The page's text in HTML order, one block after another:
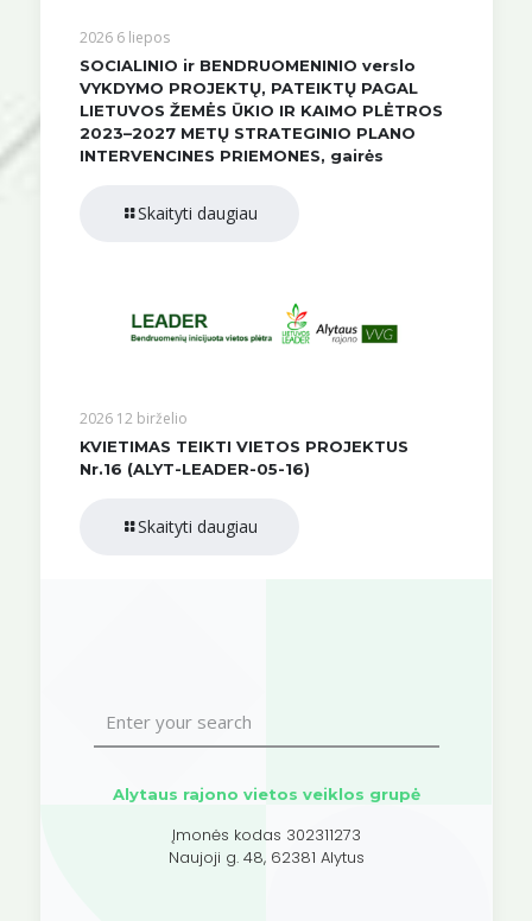
2026 6 liepos
SOCIALINIO ir BENDRUOMENINIO verslo
VYKDYMO PROJEKTŲ, PATEIKTŲ PAGAL
LIETUVOS ŽEMĖS ŪKIO IR KAIMO PLĖTROS
2023–2027 METŲ STRATEGINIO PLANO
INTERVENCINES PRIEMONES, gairės
Skaityti daugiau
2026 12 birželio
KVIETIMAS TEIKTI VIETOS PROJEKTUS
Nr.16 (ALYT-LEADER-05-16)
Skaityti daugiau
Alytaus rajono vietos veiklos grupė
Įmonės kodas 302311273
Naujoji g. 48, 62381 Alytus